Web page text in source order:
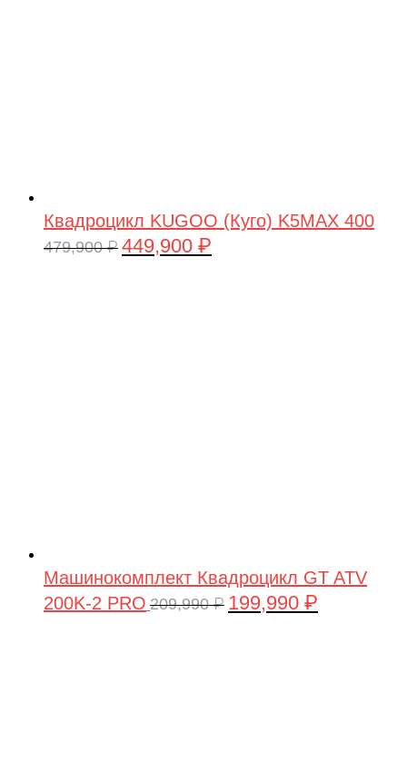
Квадроцикл KUGOO (Куго) K5MAX 400
479,900₽ Первоначальная
449,900 ₽
Машинокомплект Квадроцикл GT ATV
200K-2 PRO 209,990₽ Первоначальная
199,990 ₽